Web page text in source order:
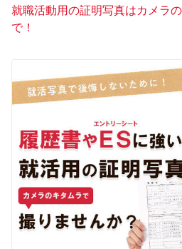
就職活動用の証明写真はカメラ
で！